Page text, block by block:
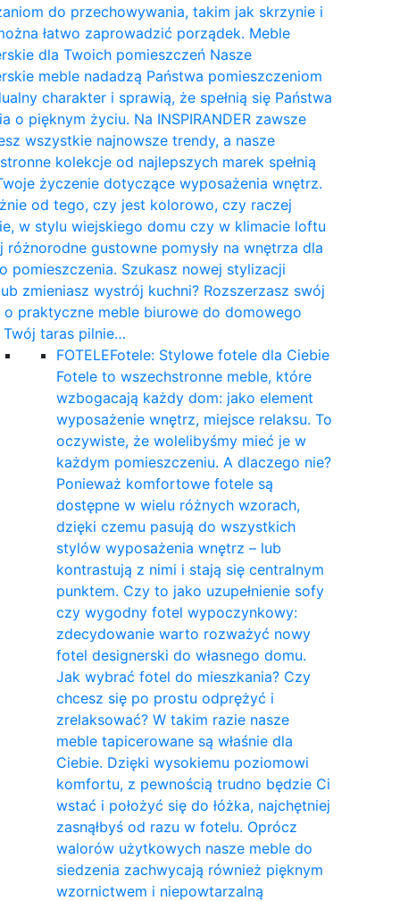
do przechowywania, takim jak skrzynie i
łatwo zaprowadzić porządek. Meble
dla Twoich pomieszczeń Nasze
meble nadadzą Państwa pomieszczeniom
charakter i sprawią, że spełnią się Państwa
o pięknym życiu. Na INSPIRANDER zawsze
wszystkie najnowsze trendy, a nasze
kolekcje od najlepszych marek spełnią
życzenie dotyczące wyposażenia wnętrz.
od tego, czy jest kolorowo, czy raczej
w stylu wiejskiego domu czy w klimacie loftu
różnorodne gustowne pomysły na wnętrza dla
pomieszczenia. Szukasz nowej stylizacji
zmieniasz wystrój kuchni? Rozszerzasz swój
o praktyczne meble biurowe do domowego
Twój taras pilnie…
FOTELEFotele: Stylowe fotele dla Ciebie
Fotele to wszechstronne meble, które
wzbogacają każdy dom: jako element
wyposażenie wnętrz, miejsce relaksu. To
oczywiste, że wolelibyśmy mieć je w
każdym pomieszczeniu. A dlaczego nie?
Ponieważ komfortowe fotele są
dostępne w wielu różnych wzorach,
dzięki czemu pasują do wszystkich
stylów wyposażenia wnętrz – lub
kontrastują z nimi i stają się centralnym
punktem. Czy to jako uzupełnienie sofy
czy wygodny fotel wypoczynkowy:
zdecydowanie warto rozważyć nowy
fotel designerski do własnego domu.
Jak wybrać fotel do mieszkania? Czy
chcesz się po prostu odprężyć i
zrelaksować? W takim razie nasze
meble tapicerowane są właśnie dla
Ciebie. Dzięki wysokiemu poziomowi
komfortu, z pewnością trudno będzie Ci
wstać i położyć się do łóżka, najchętniej
zasnąłbyś od razu w fotelu. Oprócz
walorów użytkowych nasze meble do
siedzenia zachwycają również pięknym
wzornictwem i niepowtarzalną